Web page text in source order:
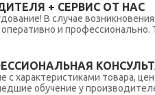
+ СЕРВИС ОТ НАС
В случае
и
характеристиками товара,
обучение у